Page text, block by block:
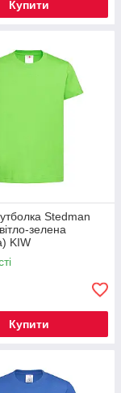
Купити
Stedman
зелена
KIW
Купити